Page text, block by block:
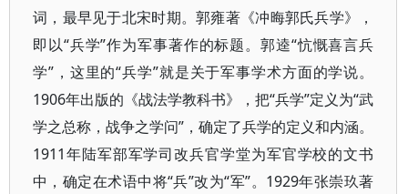
词，最早见于北宋时期。郭雍著《冲晦郭氏兵学》，
即以“兵学”作为军事著作的标题。郭逵“忼慨喜言兵
学”，这里的“兵学”就是关于军事学术方面的学说。
1906年出版的《战法学教科书》，把“兵学”定义为“武
学之总称，战争之学问”，确定了兵学的定义和内涵。
1911年陆军部军学司改兵官学堂为军官学校的文书
中，确定在术语中将“兵”改为“军”。1929年张崇玖著